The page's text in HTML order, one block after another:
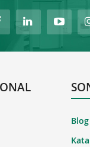
Blog